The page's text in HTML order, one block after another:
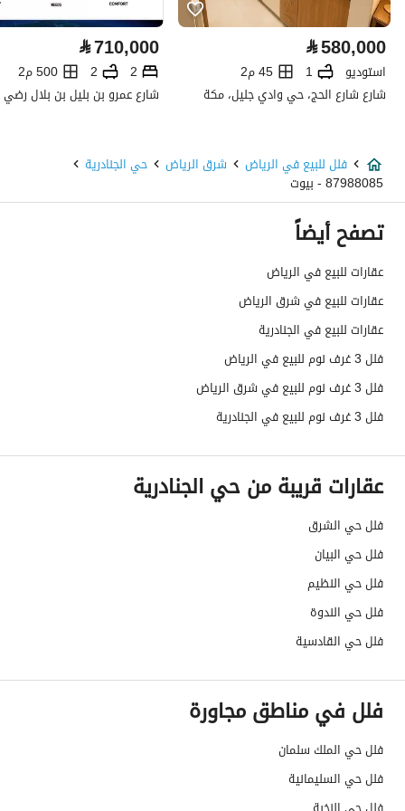
كهرباء
نعم
صرف صحي
هاتف
نعم
تفاصيل اضافية
عمر العقار
عرض الشارع
رقم المخطط
رقم صك الملكية
8429646030000003
واجهة العقار
غربية
الضمانات والمدة
-
قنوات الاعلان
هل يوجد اي التزام على
العقار ؟
مطابقة لكود البناء
العقار مرهون
لا
العقار مقيد
رقم الأرض
⃁580,000
استوديو 1
45 م2
شارع شارع الحج، حي وادي جليل، مكة
⃁710,000
2
2 500 م2
فلل للبيع في الرياض شرق الرياض حي الجنادرية
87988085 - بيوت
تصفح أيضاً
عقارات للبيع في الرياض
عقارات للبيع في شرق الرياض
عقارات للبيع في الجنادرية
فلل 3 غرف نوم للبيع في الرياض
فلل 3 غرف نوم للبيع في شرق الرياض
فلل 3 غرف نوم للبيع في الجنادرية
عقارات قريبة من حي الجنادرية
فلل حي الشرق
فلل حي البيان
فلل حي النظيم
فلل حي الندوة
فلل حي القادسية
فلل في مناطق مجاورة
فلل حي الملك سلمان
فلل حي السليمانية